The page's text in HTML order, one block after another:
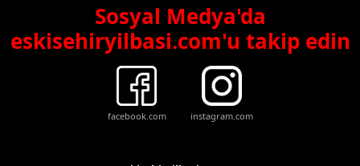
Sosyal Medya'da
eskisehiryilbasi.com'u takip edin
facebook.com instagram.com